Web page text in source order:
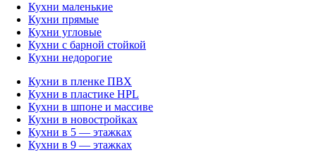
Кухни маленькие
Кухни прямые
Кухни угловые
Кухни с барной стойкой
Кухни недорогие
Кухни в пленке ПВХ
Кухни в пластике HPL
Кухни в шпоне и массиве
Кухни в новостройках
Кухни в 5 — этажках
Кухни в 9 — этажках